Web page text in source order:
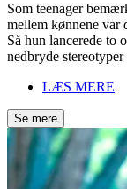
Som teenager
mellem kønnene var
Så hun lancerede to
nedbryde
LÆS MERE
Se mere